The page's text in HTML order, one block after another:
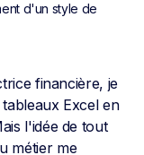
d'un style de
financière, je
Excel en
l'idée de tout
métier me